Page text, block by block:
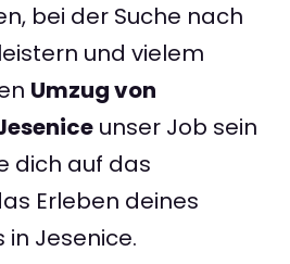
bei der Suche nach
und vielem
Umzug von
unser Job sein
dich auf das
Erleben deines
in Jesenice.